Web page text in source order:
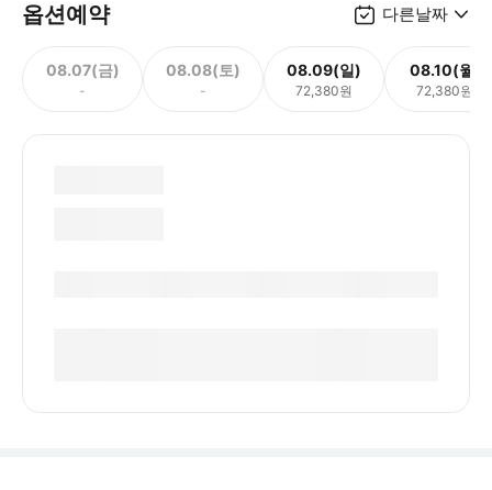
옵션예약 다른날짜
08.07(금)
-
08.08(토)
-
08.09(일)
72,380원
08.10(월)
72,380원